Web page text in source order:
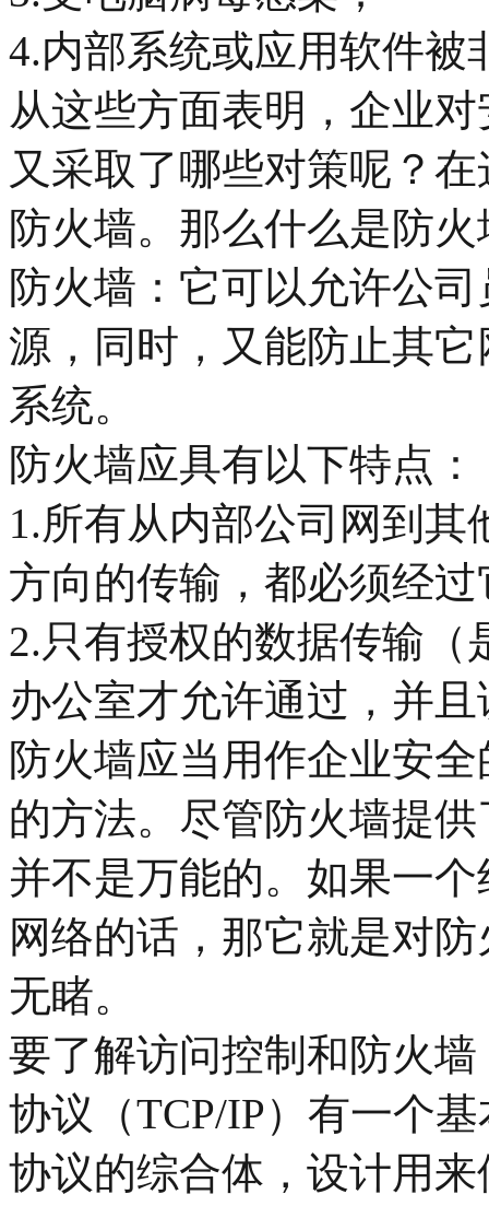
4.内部系统或应用软件被
从这些方面表明，企业
又采取了哪些对策呢？
防火墙。那么什么是防
防火墙：它可以允许公
源，同时，又能防止其
系统。
防火墙应具有以下特点：
1.所有从内部公司网到
方向的传输，都必须经过
2.只有授权的数据传输
办公室才允许通过，并
防火墙应当用作企业安
的方法。尽管防火墙提
并不是万能的。如果一
网络的话，那它就是对
无睹。
要了解访问控制和防火
协议（TCP/IP）有一个
协议的综合体，设计用